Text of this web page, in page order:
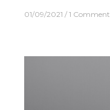
01/09/2021 1 Comment